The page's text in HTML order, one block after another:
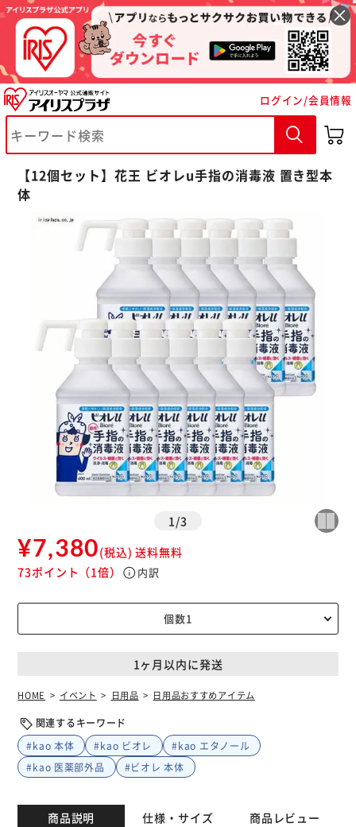
ログイン/会員情報
【12個セット】花王 ビオレu手指の消毒液 置き型本
体
1 /3
¥7,380(税込) 送料無料
73ポイント （1倍） info内訳
1ヶ月以内に発送
HOME イベント 日用品 日用品おすすめアイテム
関連するキーワード
#kao 本体
#kao ビオレ
#kao エタノール
#kao 医薬部外品
#ビオレ 本体
商品説明 仕様・サイズ 商品レビュー
※ご確認ください